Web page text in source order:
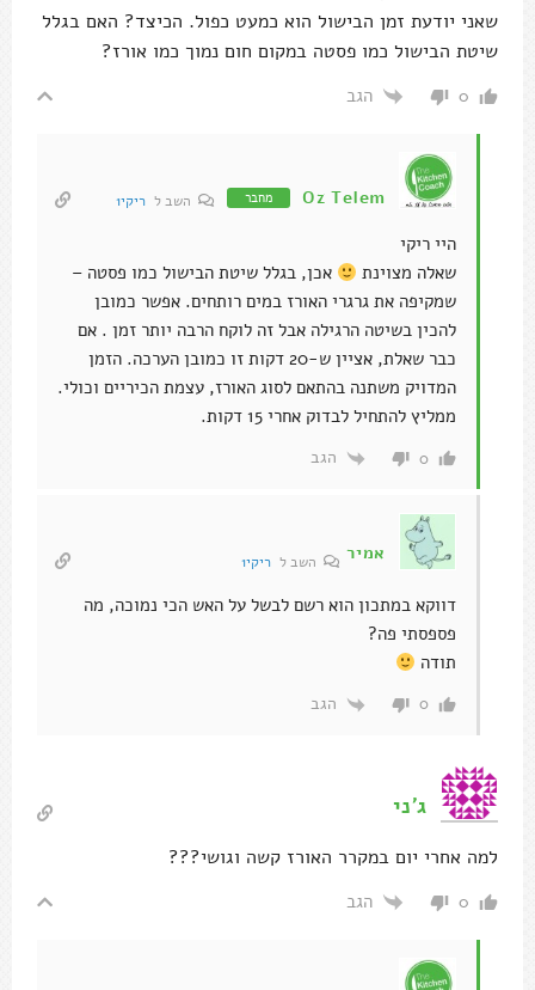
שאני יודעת זמן הבישול הוא כמעט כפול. הכיצד? האם בגלל
שיטת הבישול כמו פסטה במקום חום נמוך כמו אורז?
0 הגב
Oz Telem מחבר השב ל ריקי1
היי ריקי
שאלה מצוינת
אכן, בגלל שיטת הבישול כמו פסטה –
שמקיפה את גרגרי האורז במים רותחים. אפשר כמובן
להכין בשיטה הרגילה אבל זה לוקח הרבה יותר זמן . אם
כבר שאלת, אציין ש-20 דקות זו כמובן הערכה. הזמן
המדויק משתנה בהתאם לסוג האורז, עצמת הכיריים וכולי.
ממליץ להתחיל לבדוק אחרי 15 דקות.
0 הגב
אמיר השב ל ריקי1
דווקא במתכון הוא רשם לבשל על האש הכי נמוכה, מה
פספסתי פה?
תודה
0 הגב
ג׳ני
למה אחרי יום במקרר האורז קשה וגושי???
0 הגב